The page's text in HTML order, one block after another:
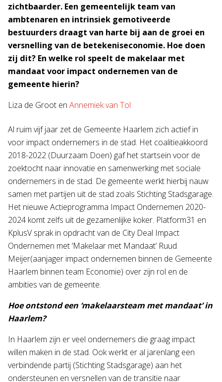
zichtbaarder. Een gemeentelijk team van
ambtenaren en intrinsiek gemotiveerde
bestuurders draagt van harte bij aan de groei en
versnelling van de betekeniseconomie. Hoe doen
zij dit? En welke rol speelt de makelaar met
mandaat voor impact ondernemen van de
gemeente hierin?
Liza de Groot en Annemiek van Tol
Al ruim vijf jaar zet de Gemeente Haarlem zich actief in
voor impact ondernemers in de stad. Het coalitieakkoord
2018-2022 (Duurzaam Doen) gaf het startsein voor de
zoektocht naar innovatie en samenwerking met sociale
ondernemers in de stad. De gemeente werkt hierbij nauw
samen met partijen uit de stad zoals Stichting Stadsgarage.
Het nieuwe Actieprogramma Impact Ondernemen 2020-
2024 komt zelfs uit de gezamenlijke koker. Platform31 en
KplusV sprak in opdracht van de City Deal Impact
Ondernemen met ‘Makelaar met Mandaat’ Ruud
Meijer(aanjager impact ondernemen binnen de Gemeente
Haarlem binnen team Economie) over zijn rol en de
ambities van de gemeente.
Hoe ontstond een ‘makelaarsteam met mandaat’ in
Haarlem?
In Haarlem zijn er veel ondernemers die graag impact
willen maken in de stad. Ook werkt er al jarenlang een
verbindende partij (Stichting Stadsgarage) aan het
ondersteunen en versnellen van de transitie naar